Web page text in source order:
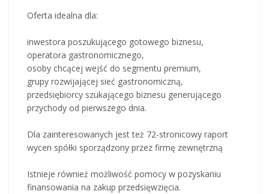
Oferta idealna dla:
inwestora poszukującego gotowego biznesu,
operatora gastronomicznego,
osoby chcącej wejść do segmentu premium,
grupy rozwijającej sieć gastronomiczną,
przedsiębiorcy szukającego biznesu generującego
przychody od pierwszego dnia.
Dla zainteresowanych jest też 72-stronicowy raport
wycen spółki sporządzony przez firmę zewnętrzną
Istnieje również możliwość pomocy w pozyskaniu
finansowania na zakup przedsięwzięcia.